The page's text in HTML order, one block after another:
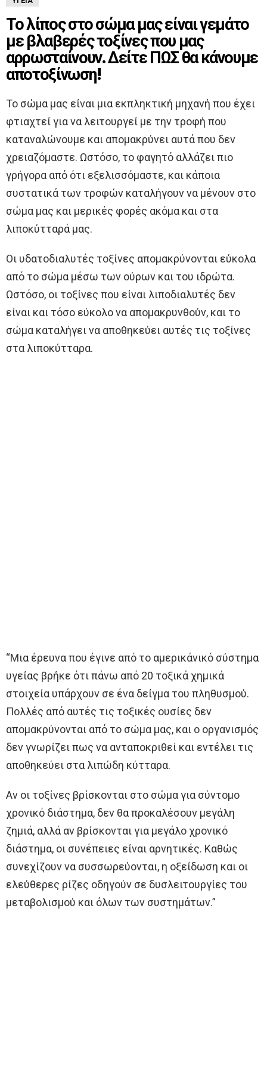
Το λίπος στο σώμα μας είναι γεμάτο
με βλαβερές τοξίνες που μας
αρρωσταίνουν. Δείτε ΠΩΣ θα κάνουμε
αποτοξίνωση!
Το σώμα μας είναι μια εκπληκτική μηχανή που έχει
φτιαχτεί για να λειτουργεί με την τροφή που
καταναλώνουμε και απομακρύνει αυτά που δεν
χρειαζόμαστε. Ωστόσο, το φαγητό αλλάζει πιο
γρήγορα από ότι εξελισσόμαστε, και κάποια
συστατικά των τροφών καταλήγουν να μένουν στο
σώμα μας και μερικές φορές ακόμα και στα
λιποκύτταρά μας.
Οι υδατοδιαλυτές τοξίνες απομακρύνονται εύκολα
από το σώμα μέσω των ούρων και του ιδρώτα.
Ωστόσο, οι τοξίνες που είναι λιποδιαλυτές δεν
είναι και τόσο εύκολο να απομακρυνθούν, και το
σώμα καταλήγει να αποθηκεύει αυτές τις τοξίνες
στα λιποκύτταρα.
“Μια έρευνα που έγινε από το αμερικάνικό σύστημα
υγείας βρήκε ότι πάνω από 20 τοξικά χημικά
στοιχεία υπάρχουν σε ένα δείγμα του πληθυσμού.
Πολλές από αυτές τις τοξικές ουσίες δεν
απομακρύνονται από το σώμα μας, και ο οργανισμός
δεν γνωρίζει πως να ανταποκριθεί και εντέλει τις
αποθηκεύει στα λιπώδη κύτταρα.
Αν οι τοξίνες βρίσκονται στο σώμα για σύντομο
χρονικό διάστημα, δεν θα προκαλέσουν μεγάλη
ζημιά, αλλά αν βρίσκονται για μεγάλο χρονικό
διάστημα, οι συνέπειες είναι αρνητικές. Καθώς
συνεχίζουν να συσσωρεύονται, η οξείδωση και οι
ελεύθερες ρίζες οδηγούν σε δυσλειτουργίες του
μεταβολισμού και όλων των συστημάτων.”